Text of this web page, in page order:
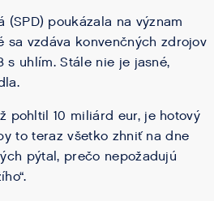
poukázala na význam
sa vzdáva konvenčných zdrojov
s uhlím. Stále nie je jasné,
pohltil 10 miliárd eur, je hotový
to teraz všetko zhniť na dne
pýtal, prečo nepožadujú